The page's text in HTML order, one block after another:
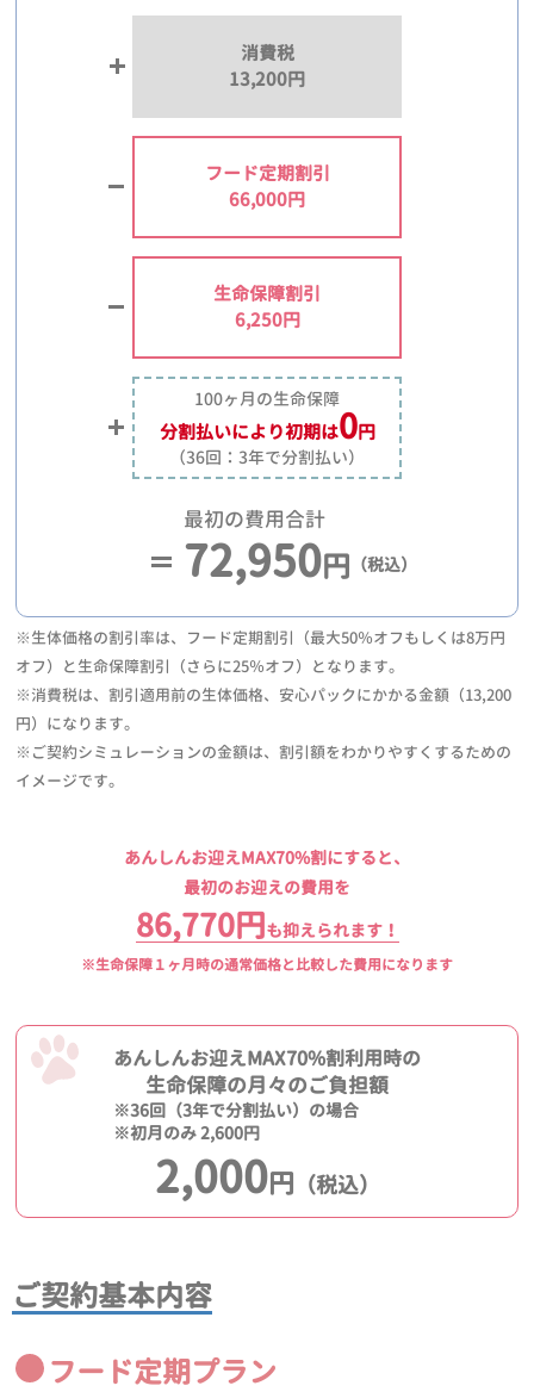
消費税
13,200円
フード定期割引
66,000円
生命保障割引
6,250円
100ヶ月の生命保障
分割払いにより初期は0円
（36回：3年で分割払い）
最初の費用合計
72,950円 （税込）
※生体価格の割引率は、フード定期割引（最大50％オフもしくは8万円
オフ）と生命保障割引（さらに25％オフ）となります。
※消費税は、割引適用前の生体価格、安心パックにかかる金額（13,200
円）になります。
※ご契約シミュレーションの金額は、割引額をわかりやすくするための
イメージです。
あんしんお迎えMAX70%割にすると、
最初のお迎えの費用を
86,770円も抑えられます！
※生命保障１ヶ月時の通常価格と比較した費用になります
あんしんお迎えMAX70%割利用時の
生命保障の月々のご負担額
※36回（3年で分割払い）の場合
※初月のみ 2,600円
2,000円 （税込）
ご契約基本内容
フード定期プラン